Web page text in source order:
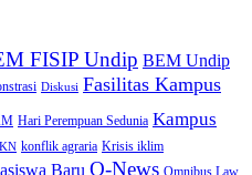
FISIP Undip BEM Undip
Diskusi Fasilitas Kampus
Hari Perempuan Sedunia Kampus
konflik agraria Krisis iklim
Baru O-News